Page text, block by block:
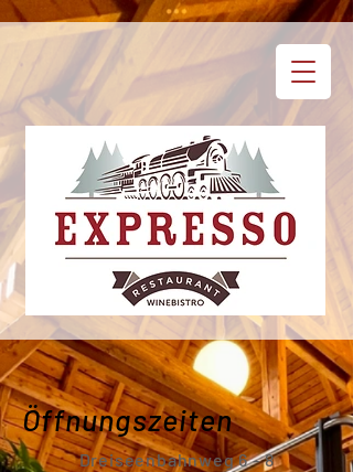
Öffnungszeiten
Dreiseenbahnweg 6 - 8